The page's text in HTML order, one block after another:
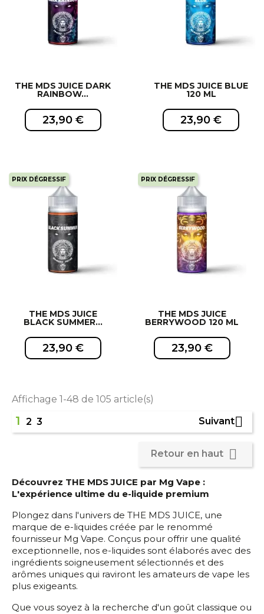
THE MDS JUICE DARK
RAINBOW...
23,90 €
EXCLUSIVITÉ WEB !
THE MDS JUICE BLUE
120 ML
23,90 €
EXCLUSIVITÉ WEB !
PRIX DÉGRESSIF
THE MDS JUICE
BLACK SUMMER...
23,90 €
EXCLUSIVITÉ WEB !
PRIX DÉGRESSIF
THE MDS JUICE
BERRYWOOD 120 ML
23,90 €
EXCLUSIVITÉ WEB !
Affichage 1-48 de 105 article(s)
1 2 3 Suivant
Retour en haut 
Découvrez THE MDS JUICE par Mg Vape :
L'expérience ultime du e-liquide premium
Plongez dans l'univers de THE MDS JUICE, une
marque de e-liquides créée par le renommé
fournisseur Mg Vape. Conçus pour offrir une qualité
exceptionnelle, nos e-liquides sont élaborés avec des
ingrédients soigneusement sélectionnés et des
arômes uniques qui raviront les amateurs de vape les
plus exigeants.
Que vous soyez à la recherche d'un goût classique ou